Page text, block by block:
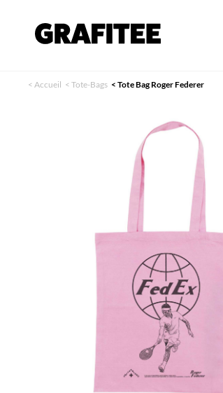
< Accueil < Tote-Bags < Tote Bag Roger Federer